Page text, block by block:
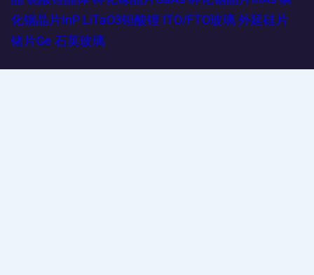
化铟晶片InP LiTaO3钽酸锂 ITO/FTO玻璃 外延硅片
锗片Ge 石英玻璃